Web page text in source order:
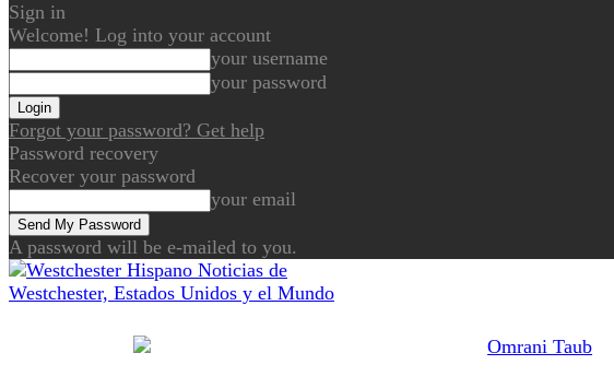
Sign in
Welcome! Log into your account
your username
your password
Forgot your password? Get help
Password recovery
Recover your password
your email
A password will be e-mailed to you.
Noticias de
Westchester, Estados Unidos y el Mundo